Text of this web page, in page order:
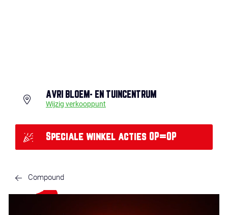
AVRI BLOEM- EN TUINCENTRUM
Wijzig verkooppunt
Speciale winkel acties OP=OP
Compound